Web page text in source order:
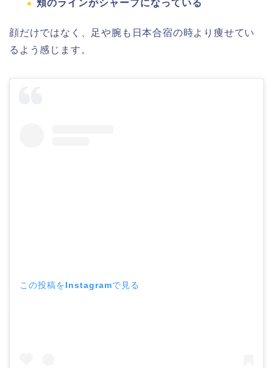
頬のラインがシャープになっている
顔だけではなく、足や腕も日本合宿の時より痩せてい
るよう感じます。
この投稿をInstagramで見る